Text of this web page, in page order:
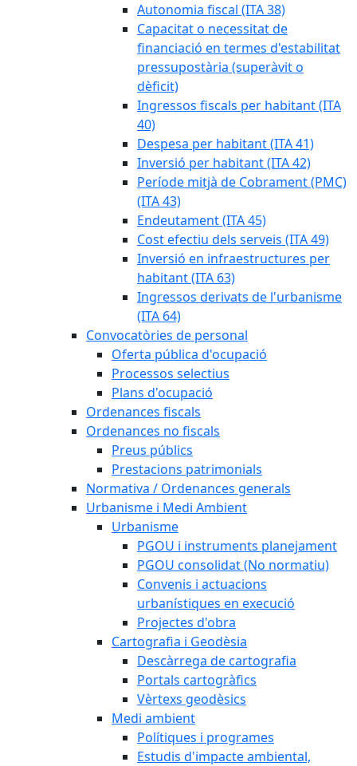
Autonomia fiscal (ITA 38)
Capacitat o necessitat de
financiació en termes d'estabilitat
pressupostària (superàvit o
dèficit)
Ingressos fiscals per habitant (ITA
40)
Despesa per habitant (ITA 41)
Inversió per habitant (ITA 42)
Període mitjà de Cobrament (PMC)
(ITA 43)
Endeutament (ITA 45)
Cost efectiu dels serveis (ITA 49)
Inversió en infraestructures per
habitant (ITA 63)
Ingressos derivats de l'urbanisme
(ITA 64)
Convocatòries de personal
Oferta pública d'ocupació
Processos selectius
Plans d'ocupació
Ordenances fiscals
Ordenances no fiscals
Preus públics
Prestacions patrimonials
Normativa / Ordenances generals
Urbanisme i Medi Ambient
Urbanisme
PGOU i instruments planejament
PGOU consolidat (No normatiu)
Convenis i actuacions
urbanístiques en execució
Projectes d'obra
Cartografia i Geodèsia
Descàrrega de cartografia
Portals cartogràfics
Vèrtexs geodèsics
Medi ambient
Polítiques i programes
Estudis d'impacte ambiental,